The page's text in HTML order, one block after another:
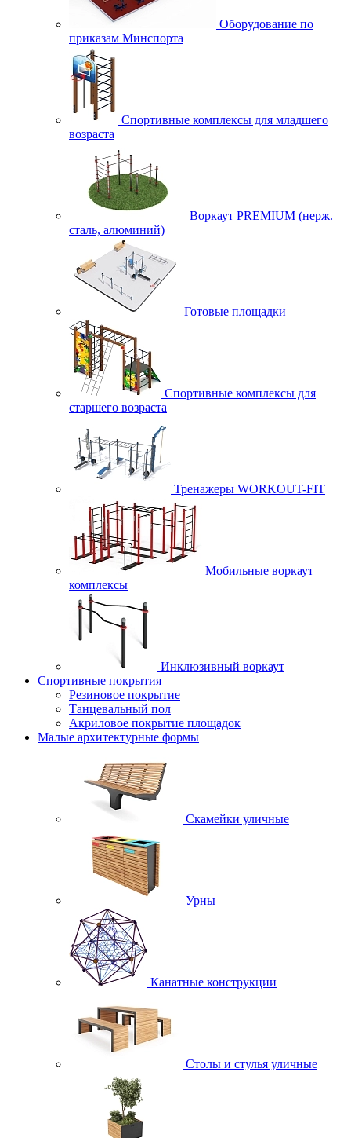
Оборудование по
приказам Минспорта
Спортивные комплексы для младшего
возраста
Воркаут PREMIUM (нерж.
сталь, алюминий)
Готовые площадки
Спортивные комплексы для
старшего возраста
Тренажеры WORKOUT-FIT
Мобильные воркаут
комплексы
Инклюзивный воркаут
Спортивные покрытия
Резиновое покрытие
Танцевальный пол
Акриловое покрытие площадок
Малые архитектурные формы
Скамейки уличные
Урны
Канатные конструкции
Столы и стулья уличные